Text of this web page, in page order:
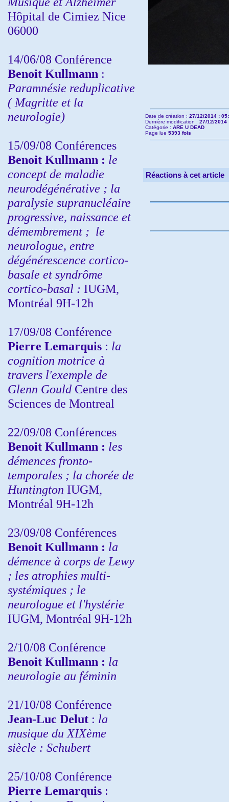
Hôpital de Cimiez Nice
06000
14/06/08 Conférence
Benoit Kullmann :
Paramnésie reduplicative
( Magritte et la
neurologie)
15/09/08 Conférences
Benoit Kullmann : le
concept de maladie
neurodégénérative ; la
paralysie supranucléaire
progressive, naissance et
démembrement ; le
neurologue, entre
dégénérescence cortico-
basale et syndrôme
cortico-basal : IUGM,
Montréal 9H-12h
17/09/08 Conférence
Pierre Lemarquis : la
cognition motrice à
travers l'exemple de
Glenn Gould Centre des
Sciences de Montreal
22/09/08 Conférences
Benoit Kullmann : les
démences fronto-
temporales ; la chorée de
Huntington IUGM,
Montréal 9H-12h
23/09/08 Conférences
Benoit Kullmann : la
démence à corps de Lewy
; les atrophies multi-
systémiques ; le
neurologue et l'hystérie
IUGM, Montréal 9H-12h
2/10/08 Conférence
Benoit Kullmann : la
neurologie au féminin
21/10/08 Conférence
Jean-Luc Delut : la
musique du XIXème
siècle : Schubert
25/10/08 Conférence
Pierre Lemarquis :
Date de création : 27/12/2014 :
Dernière modification : 27/12/2014
Catégorie : ARE U DEAD
Page lue 5393 fois
Réactions à cet article